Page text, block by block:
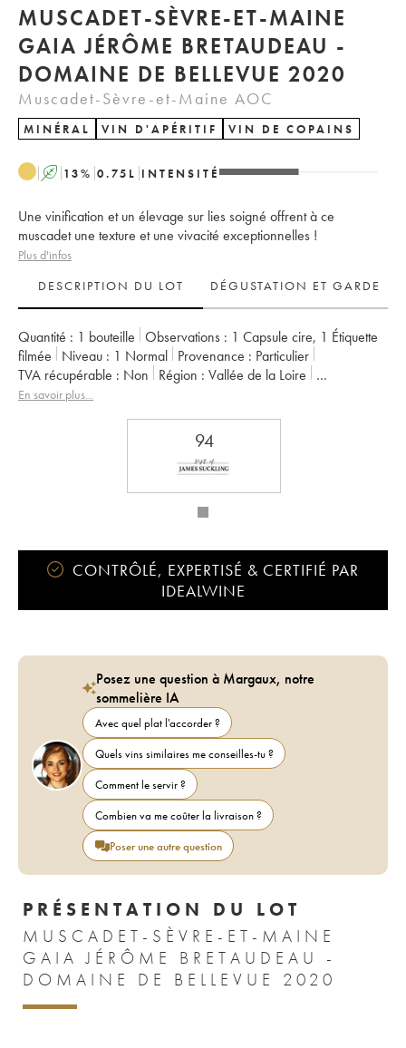
MUSCADET-SÈVRE-ET-MAINE
GAIA JÉRÔME BRETAUDEAU -
DOMAINE DE BELLEVUE 2020
Muscadet-Sèvre-et-Maine AOC
MINÉRAL VIN D'APÉRITIF VIN DE COPAINS
A 13% 0.75 L INTENSITÉ
Une vinification et un élevage sur lies soigné offrent à ce
muscadet une texture et une vivacité exceptionnelles !
Plus d'infos
DESCRIPTION DU LOT
DÉGUSTATION ET GARDE
Quantité : 1 bouteille Observations : 1 Capsule cire, 1 Étiquette
filmée
Niveau : 1 Normal Provenance : particulier
TVA récupérable :
non Région :
Vallée de la Loire
Appellation :
En savoir plus...
94
CONTRÔLÉ, EXPERTISÉ & CERTIFIÉ PAR
IDEALWINE
Posez une question à Margaux, notre
sommelière IA
Avec quel plat l'accorder ?
Quels vins similaires me conseilles-tu ?
Comment le servir ?
Combien va me coûter la livraison ?
Poser une autre question
PRÉSENTATION DU LOT
MUSCADET-SÈVRE-ET-MAINE
GAIA JÉRÔME BRETAUDEAU -
DOMAINE DE BELLEVUE 2020